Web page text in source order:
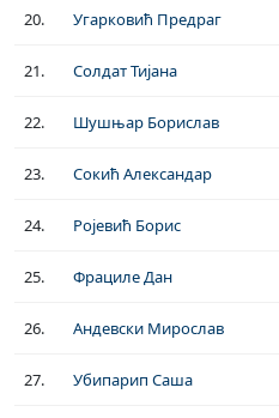
20. Угарковић Предраг
21. Солдат Тијана
22. Шушњар Борислав
23. Сокић Александар
24. Ројевић Борис
25. Фрациле Дан
26. Андевски Мирослав
27. Убипарип Саша